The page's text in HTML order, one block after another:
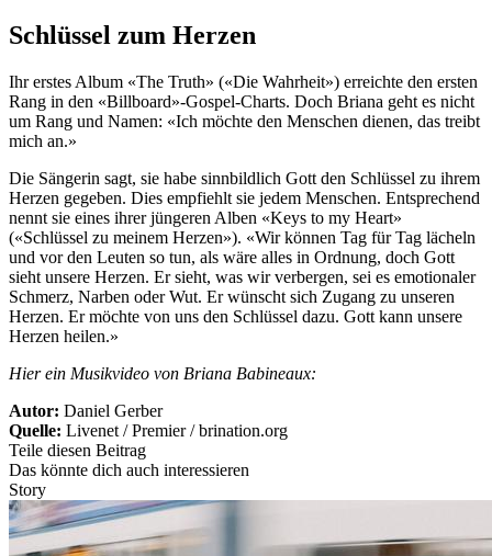
Schlüssel zum Herzen
Ihr erstes Album «The Truth» («Die Wahrheit») erreichte den ersten
Rang in den «Billboard»-Gospel-Charts. Doch Briana geht es nicht
um Rang und Namen: «Ich möchte den Menschen dienen, das treibt
mich an.»
Die Sängerin sagt, sie habe sinnbildlich Gott den Schlüssel zu ihrem
Herzen gegeben. Dies empfiehlt sie jedem Menschen. Entsprechend
nennt sie eines ihrer jüngeren Alben «Keys to my Heart»
(«Schlüssel zu meinem Herzen»). «Wir können Tag für Tag lächeln
und vor den Leuten so tun, als wäre alles in Ordnung, doch Gott
sieht unsere Herzen. Er sieht, was wir verbergen, sei es emotionaler
Schmerz, Narben oder Wut. Er wünscht sich Zugang zu unseren
Herzen. Er möchte von uns den Schlüssel dazu. Gott kann unsere
Herzen heilen.»
Hier ein Musikvideo von Briana Babineaux:
Autor: Daniel Gerber
Quelle: Livenet / Premier / brination.org
Teile diesen Beitrag
Das könnte dich auch interessieren
Story